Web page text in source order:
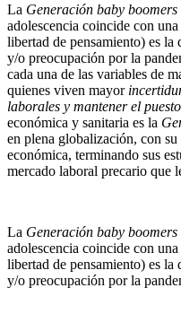
La Generación baby boomers
adolescencia coincide con
libertad de pensamiento) es la
y/o preocupación por la
cada una de las variables de
quienes viven mayor
laborales y mantener el
económica y sanitaria es la
en plena globalización, con
económica, terminando sus
mercado laboral precario que
La Generación baby boomers
adolescencia coincide con
libertad de pensamiento) es la
y/o preocupación por la